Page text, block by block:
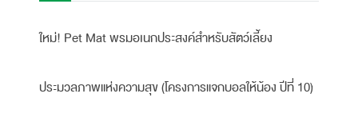
ใหม่! Pet Mat พรมอเนกประสงค์สำหรับสัตว์เลี้ยง
ประมวลภาพแห่งความสุข (โครงการแจกบอลให้น้อง ปีที่ 10)